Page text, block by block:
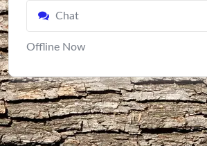
Chat
Offline Now